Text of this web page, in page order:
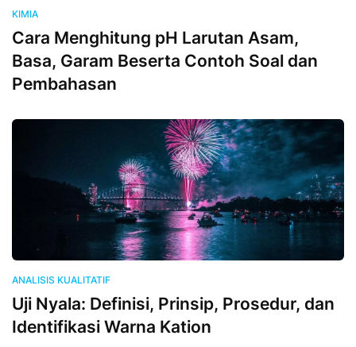
KIMIA
Cara Menghitung pH Larutan Asam,
Basa, Garam Beserta Contoh Soal dan
Pembahasan
ANALISIS KUALITATIF
Uji Nyala: Definisi, Prinsip, Prosedur, dan
Identifikasi Warna Kation